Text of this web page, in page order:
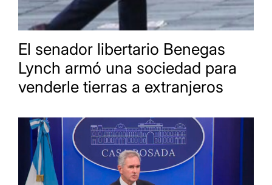
El senador libertario Benegas
Lynch armó una sociedad para
venderle tierras a extranjeros